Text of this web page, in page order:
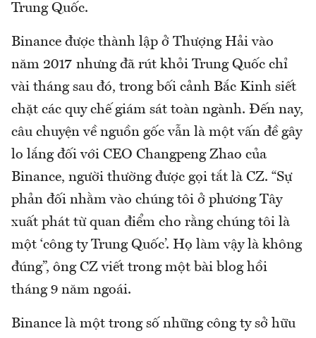
Trung Quốc.
Binance được thành lập ở Thượng Hải vào
năm 2017 nhưng đã rút khỏi Trung Quốc chỉ
vài tháng sau đó, trong bối cảnh Bắc Kinh siết
chặt các quy chế giám sát toàn ngành. Đến nay,
câu chuyện về nguồn gốc vẫn là một vấn đề gây
lo lắng đối với CEO Changpeng Zhao của
Binance, người thường được gọi tắt là CZ. “Sự
phản đối nhằm vào chúng tôi ở phương Tây
xuất phát từ quan điểm cho rằng chúng tôi là
một ‘công ty Trung Quốc’. Họ làm vậy là không
đúng”, ông CZ viết trong một bài blog hồi
tháng 9 năm ngoái.
Binance là một trong số những công ty sở hữu